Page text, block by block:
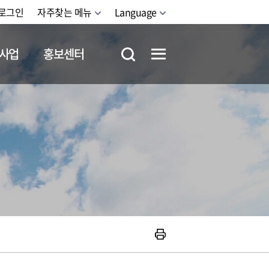
그인 자주찾는 메뉴 Language
업 홍보센터